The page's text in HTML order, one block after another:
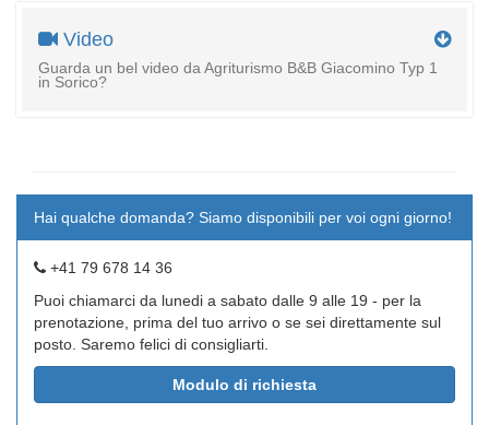
Video
Guarda un bel video da Agriturismo B&B Giacomino Typ 1
in Sorico?
Hai qualche domanda? Siamo disponibili per voi ogni giorno!
+41 79 678 14 36
Puoi chiamarci da lunedi a sabato dalle 9 alle 19 - per la
prenotazione, prima del tuo arrivo o se sei direttamente sul
posto. Saremo felici di consigliarti.
Modulo di richiesta